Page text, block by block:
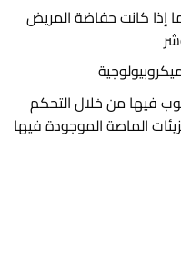
إذا كانت حفاضة المريض
فيها من خلال التحكم
الماصة الموجودة فيها